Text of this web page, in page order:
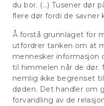
du bor. (…) Tusener dør
flere dør fordi de
Å forstå grunnlaget for
utfordrer tanken om at
mennesker informasjon
til himmelen når de dør.
nemlig ikke begrenset
døden. Det handler om
forvandling av de